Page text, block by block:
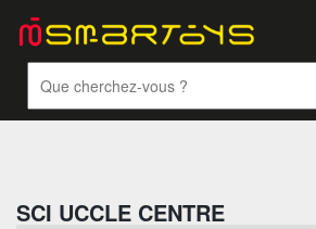
SCI UCCLE CENTRE